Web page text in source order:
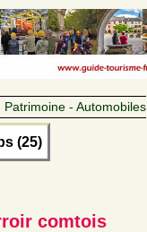
- Automobiles
(25)
comtois